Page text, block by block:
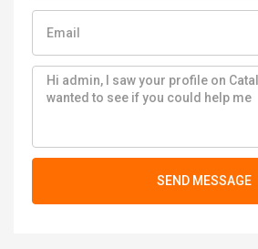
SEND MESSAGE